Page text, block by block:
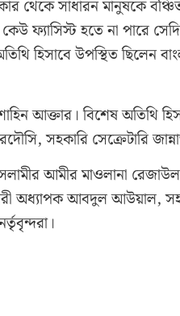
থেকে সাধারন মানুষকে
ফ্যাসিস্ট হতে না পারে
হিসাবে উপস্থিত ছিলেন
আক্তার। বিশেষ অতিথি
সহকারি সেক্রেটারি
আমীর মাওলানা
অধ্যাপক আবদুল আউয়াল,